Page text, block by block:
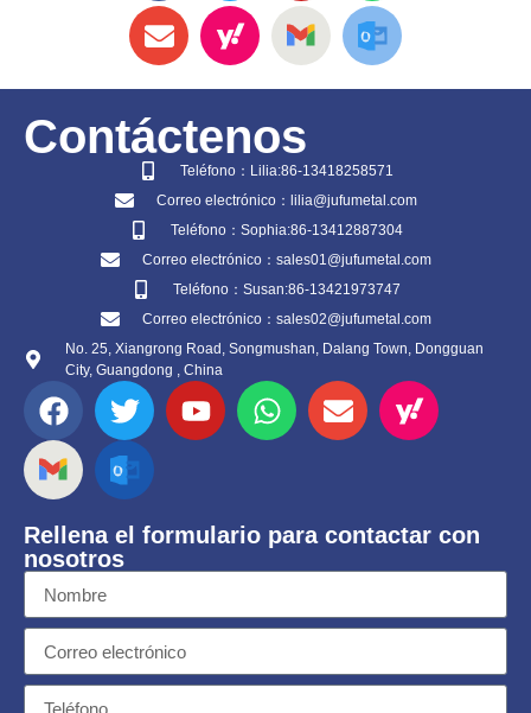
Contáctenos
Teléfono：Lilia:86-13418258571
Correo electrónico：lilia@jufumetal.com
Teléfono：Sophia:86-13412887304
Correo electrónico：sales01@jufumetal.com
Teléfono：Susan:86-13421973747
Correo electrónico：sales02@jufumetal.com
No. 25, Xiangrong Road, Songmushan, Dalang Town, Dongguan
City, Guangdong , China
Rellena el formulario para contactar con
nosotros